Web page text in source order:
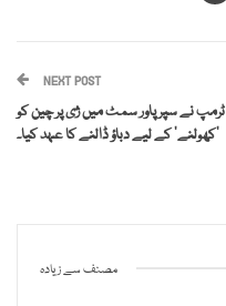
NEXT POST
ٹرمپ نے سپر پاور سمٹ میں ژی پر چین کو
‘کھولنے’ کے لیے دباؤ ڈالنے کا عہد کیا۔
مصنف سے زیادہ